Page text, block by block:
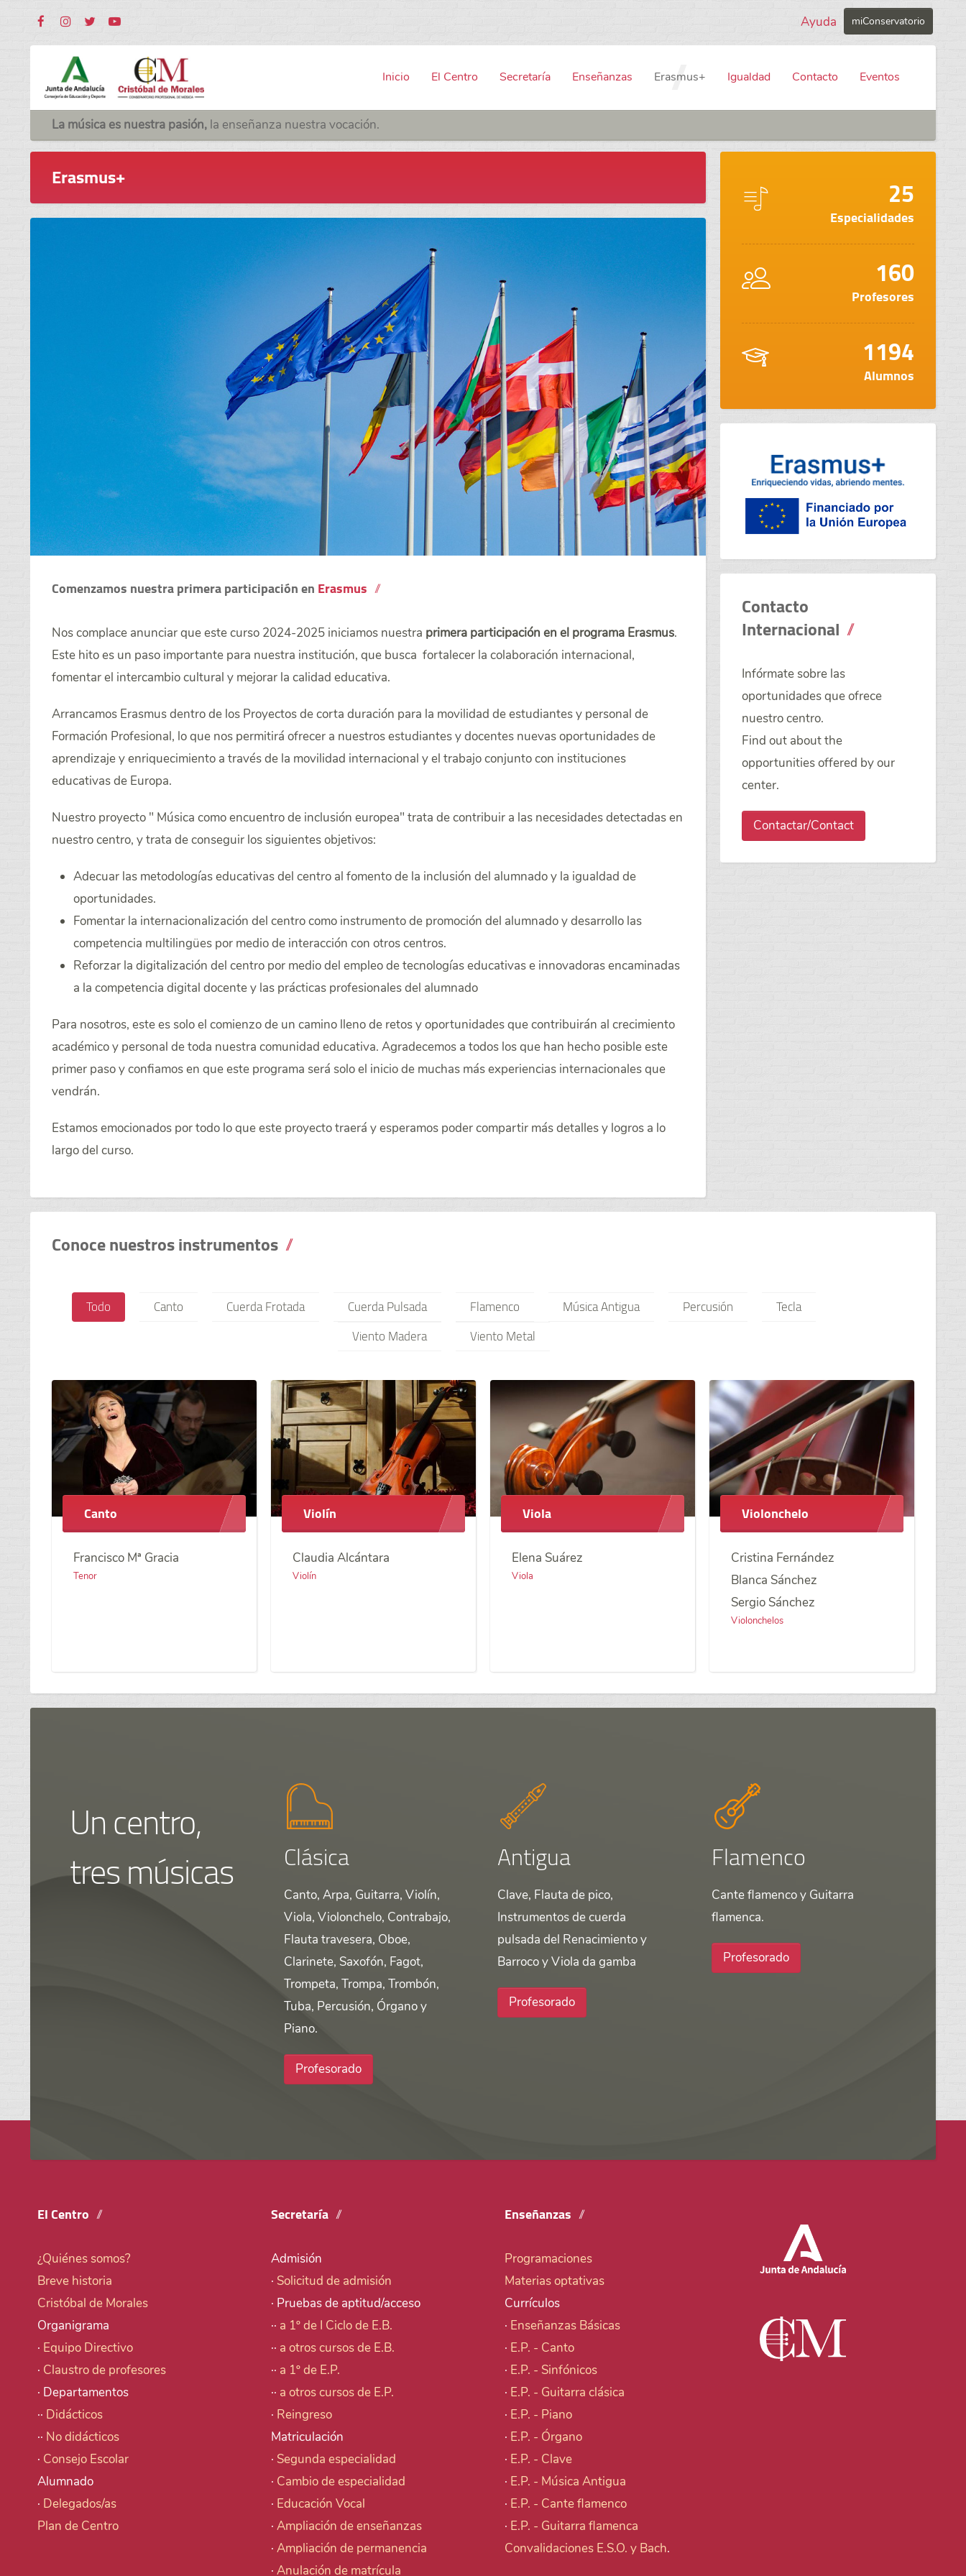
miConservatorio
Ayuda
Inicio El Centro Secretaría Enseñanzas Erasmus+ Igualdad Contacto Eventos
La música es nuestra pasión, la enseñanza nuestra vocación.
Erasmus+
Comenzamos nuestra primera participación enErasmus
Nos complace anunciar que este curso 2024-2025 iniciamos nuestra primera participación en el programa Erasmus.
Este hito es un paso importante para nuestra institución, que busca fortalecer la colaboración internacional,
fomentar el intercambio cultural y mejorar la calidad educativa.
Arrancamos Erasmus dentro de los Proyectos de corta duración para la movilidad de estudiantes y personal de
Formación Profesional, lo que nos permitirá ofrecer a nuestros estudiantes y docentes nuevas oportunidades de
aprendizaje y enriquecimiento a través de la movilidad internacional y el trabajo conjunto con instituciones
educativas de Europa.
Nuestro proyecto " Música como encuentro de inclusión europea" trata de contribuir a las necesidades detectadas en
nuestro centro, y trata de conseguir los siguientes objetivos:
Adecuar las metodologías educativas del centro al fomento de la inclusión del alumnado y la igualdad de
oportunidades.
Fomentar la internacionalización del centro como instrumento de promoción del alumnado y desarrollo las
competencia multilingües por medio de interacción con otros centros.
Reforzar la digitalización del centro por medio del empleo de tecnologías educativas e innovadoras encaminadas
a la competencia digital docente y las prácticas profesionales del alumnado
Para nosotros, este es solo el comienzo de un camino lleno de retos y oportunidades que contribuirán al crecimiento
académico y personal de toda nuestra comunidad educativa. Agradecemos a todos los que han hecho posible este
primer paso y confiamos en que este programa será solo el inicio de muchas más experiencias internacionales que
vendrán.
Estamos emocionados por todo lo que este proyecto traerá y esperamos poder compartir más detalles y logros a lo
largo del curso.
25
Especialidades
160
Profesores
1194
Alumnos
Contacto
Internacional
Infórmate sobre las
oportunidades que ofrece
nuestro centro.
Find out about the
opportunities offered by our
center.
Contactar/Contact
Conoce nuestros instrumentos
Todo Canto Cuerda Frotada Cuerda Pulsada Flamenco Música Antigua Percusión
Tecla
Viento Madera
Viento Metal
Canto
Francisco Mª Gracia
Tenor
Violín
Claudia Alcántara
Violín
Viola
Elena Suárez
Viola
Violonchelo
Cristina Fernández
Blanca Sánchez
Sergio Sánchez
Violonchelos
Un centro,
tres músicas
Clásica
Canto, Arpa, Guitarra, Violín,
Viola, Violonchelo, Contrabajo,
Flauta travesera, Oboe,
Clarinete, Saxofón, Fagot,
Trompeta, Trompa, Trombón,
Tuba, Percusión, Órgano y
Piano.
Profesorado
Antigua
Clave, Flauta de pico,
Instrumentos de cuerda
pulsada del Renacimiento y
Barroco y Viola da gamba
Profesorado
Flamenco
Cante flamenco y Guitarra
flamenca.
Profesorado
El Centro
¿Quiénes somos?
Breve historia
Cristóbal de Morales
Organigrama
· Equipo Directivo
· Claustro de profesores
· Departamentos
·· Didácticos
·· No didácticos
· Consejo Escolar
Alumnado
· Delegados/as
Plan de Centro
Secretaría
Admisión
· Solicitud de admisión
· Pruebas de aptitud/acceso
·· a 1º de I Ciclo de E.B.
·· a otros cursos de E.B.
·· a 1º de E.P.
·· a otros cursos de E.P.
· Reingreso
Matriculación
· Segunda especialidad
· Cambio de especialidad
· Educación Vocal
· Ampliación de enseñanzas
· Ampliación de permanencia
· Anulación de matrícula
Enseñanzas
Programaciones
Materias optativas
Currículos
· Enseñanzas Básicas
· E.P. - Canto
· E.P. - Sinfónicos
· E.P. - Guitarra clásica
· E.P. - Piano
· E.P. - Órgano
· E.P. - Clave
· E.P. - Música Antigua
· E.P. - Cante flamenco
· E.P. - Guitarra flamenca
Convalidaciones E.S.O. y Bach.